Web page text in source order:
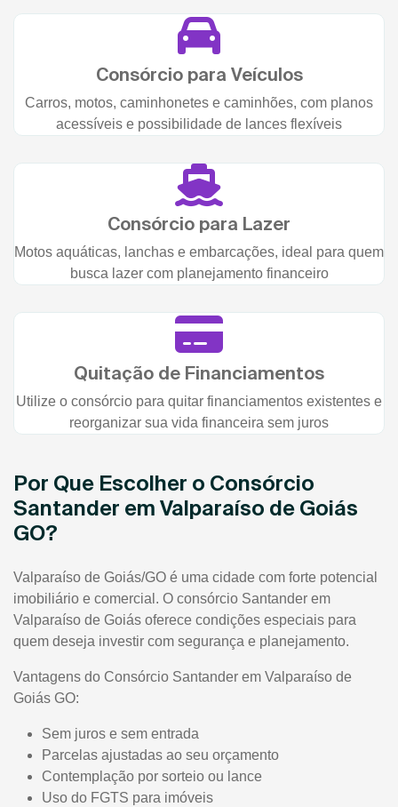
Consórcio para Veículos
Carros, motos, caminhonetes e caminhões, com planos
acessíveis e possibilidade de lances flexíveis
Consórcio para Lazer
Motos aquáticas, lanchas e embarcações, ideal para quem
busca lazer com planejamento financeiro
Quitação de Financiamentos
Utilize o consórcio para quitar financiamentos existentes e
reorganizar sua vida financeira sem juros
Por Que Escolher o Consórcio
Santander em Valparaíso de Goiás
GO?
Valparaíso de Goiás/GO é uma cidade com forte potencial
imobiliário e comercial. O consórcio Santander em
Valparaíso de Goiás oferece condições especiais para
quem deseja investir com segurança e planejamento.
Vantagens do Consórcio Santander em Valparaíso de
Goiás GO:
Sem juros e sem entrada
Parcelas ajustadas ao seu orçamento
Contemplação por sorteio ou lance
Uso do FGTS para imóveis